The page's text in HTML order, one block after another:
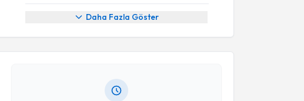
Daha Fazla Göster
Randevu Takvimi Talebi